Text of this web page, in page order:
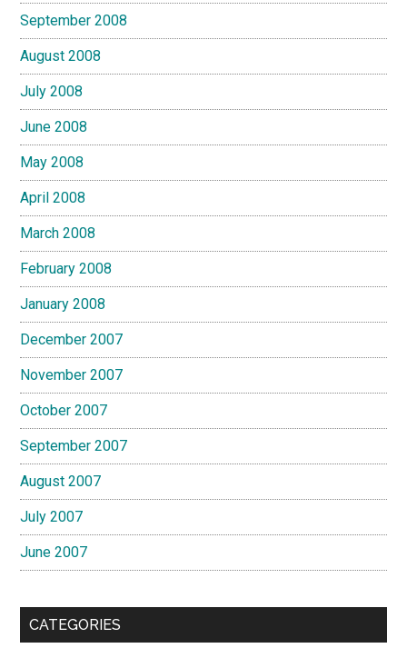
September 2008
August 2008
July 2008
June 2008
May 2008
April 2008
March 2008
February 2008
January 2008
December 2007
November 2007
October 2007
September 2007
August 2007
July 2007
June 2007
CATEGORIES